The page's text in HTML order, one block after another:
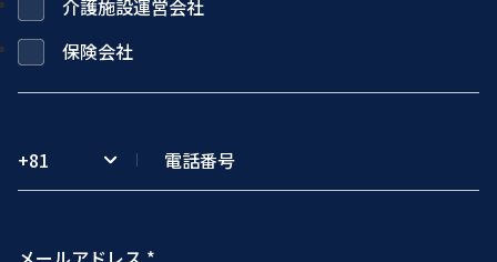
介護施設運営会社
保険会社
+81